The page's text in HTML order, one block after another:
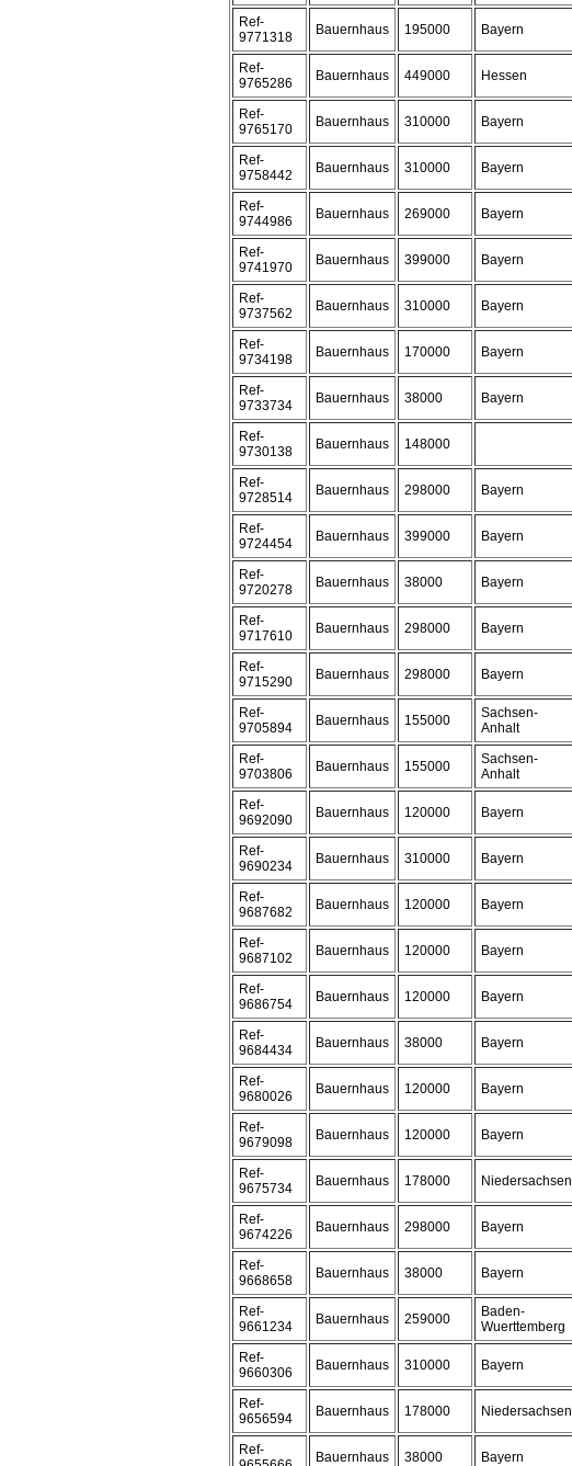
Ref-
9771318
Bauernhaus 195000 Bayern
Ref-
9765286
Bauernhaus 449000 Hessen
Ref-
9765170
Bauernhaus 310000 Bayern
Ref-
9758442
Bauernhaus 310000 Bayern
Ref-
9744986
Bauernhaus 269000 Bayern
Ref-
9741970
Bauernhaus 399000 Bayern
Ref-
9737562
Bauernhaus 310000 Bayern
Ref-
9734198
Bauernhaus 170000 Bayern
Ref-
9733734
Bauernhaus 38000 Bayern
Ref-
9730138
Bauernhaus 148000
Ref-
9728514
Bauernhaus 298000 Bayern
Ref-
9724454
Bauernhaus 399000 Bayern
Ref-
9720278
Bauernhaus 38000 Bayern
Ref-
9717610
Bauernhaus 298000 Bayern
Ref-
9715290
Bauernhaus 298000 Bayern
Ref-
9705894
Bauernhaus 155000
Sachsen-
Anhalt
Ref-
9703806
Bauernhaus 155000
Sachsen-
Anhalt
Ref-
9692090
Bauernhaus 120000 Bayern
Ref-
9690234
Bauernhaus 310000 Bayern
Ref-
9687682
Bauernhaus 120000 Bayern
Ref-
9687102
Bauernhaus 120000 Bayern
Ref-
9686754
Bauernhaus 120000 Bayern
Ref-
9684434
Bauernhaus 38000 Bayern
Ref-
9680026
Bauernhaus 120000 Bayern
Ref-
9679098
Bauernhaus 120000 Bayern
Ref-
9675734
Bauernhaus 178000 Niedersachsen
Ref-
9674226
Bauernhaus 298000 Bayern
Ref-
9668658
Bauernhaus 38000 Bayern
Ref-
9661234
Bauernhaus 259000
Baden-
Wuerttemberg
Ref-
9660306
Bauernhaus 310000 Bayern
Ref-
9656594
Bauernhaus 178000 Niedersachsen
Ref-
Bauernhaus 38000 Bayern